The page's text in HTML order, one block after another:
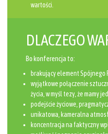
wartości.
DLACZEGO
Bo konferencja to:
brakujący element Spójnego
wyjątkowe połączenie
życia, w myśl tezy, że mamy
podejście życiowe,
unikatowa, kameralna
koncentracja na faktyczny